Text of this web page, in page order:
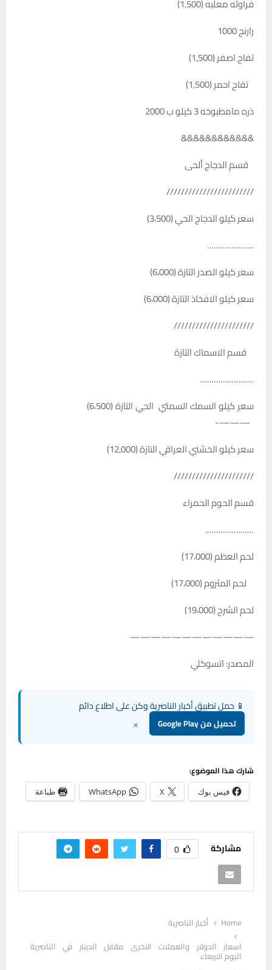
فراوله معلبه (1,500)
رارنج 1000
تفاح اصفر (1,500)
تفاح احمر (1,500)
ذره مامطبوخه 3 كيلو ب 2000
&&&&&&&&&&&&
قسم الدجاج ألحى
////////////////////////
سعر كيلو الدجاج الحي (3،500)
…………………
سعر كيلو الصدر التازة (6،000)
سعر كيلو الافخاذ التازة (6،000)
//////////////////////
قسم الاسماك التازة
……………………
سعر كيلو السمك السمتي الحي التازة (6،500)
———-
سعر كيلو الخشني العراقي التازة (12,000)
//////////////////////
قسم الحوم الحمراء
………………….
لحم العظم (17،000)
لحم المثروم (17،000)
لحم الشرح (19،000)
————————————
المصدر: اتسوكلي
📱 حمل تطبيق أخبار الناصرية وكن على اطلاع دائم
تحميل من Google Play ×
شارك هذا الموضوع:
فيس بوك X
WhatsApp طباعة
مشاركة 0
Home
أخبار الناصرية
اسعار الدولار والعملات الاخرى مقابل الدينار في الناصرية
اليوم الاربعاء